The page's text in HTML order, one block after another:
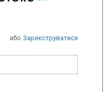
або Зареєструватися